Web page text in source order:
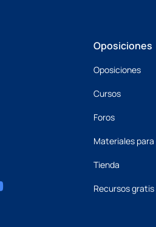
Oposiciones
Oposiciones
Cursos
Foros
Materiales
Tienda
Recursos gratis